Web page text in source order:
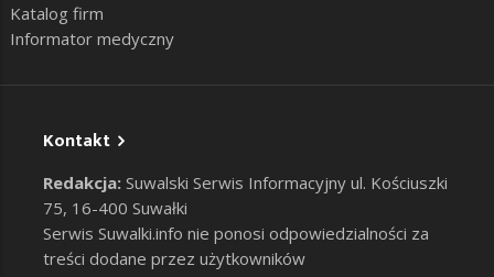
Katalog firm
Informator medyczny
Kontakt
Redakcja: Suwalski Serwis Informacyjny ul. Kościuszki
75, 16-400 Suwałki
Serwis Suwalki.info nie ponosi odpowiedzialności za
treści dodane przez użytkowników